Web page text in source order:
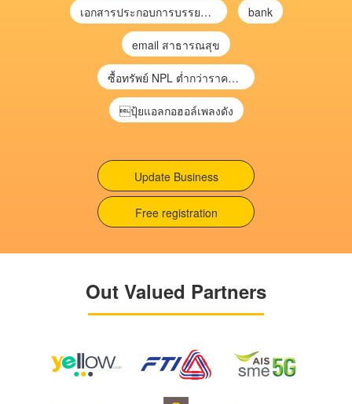
เอกสารประกอบการบรรยาย การประเมินความเสี่ยงเพื่อวางแผนการตรวจสอบ \ bank
email สาธารณสุข
ซื้อทรัพย์ NPL ต่ำกว่าราคาตลาด 30-70% แบบไม่ต้องไปประมูล”
ปุ้ยแอลกอฮอล์เพลงดัง
Update Business
Free registration
Out Valued Partners